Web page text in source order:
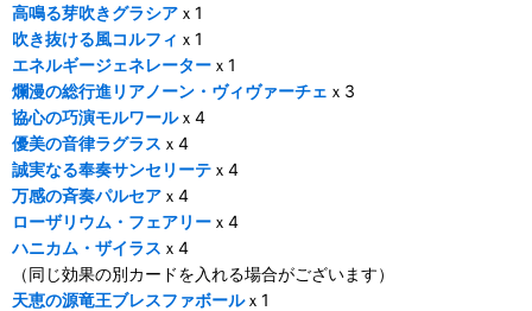
高鳴る芽吹きグラシア ｘ1
吹き抜ける風コルフィ ｘ1
エネルギージェネレーター ｘ1
爛漫の総行進リアノーン・ヴィヴァーチェ ｘ3
協心の巧演モルワールｘ4
優美の音律ラグラス ｘ4
誠実なる奉奏サンセリーテ ｘ4
万感の斉奏パルセア ｘ4
ローザリウム・フェアリー ｘ4
ハニカム・ザイラス ｘ4
（同じ効果の別カードを入れる場合がございます）
天恵の源竜王ブレスファボールｘ1